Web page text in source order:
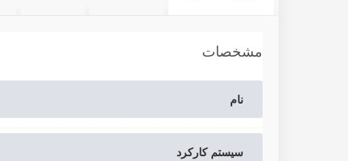
مشخصات
نام
سیستم کارکرد